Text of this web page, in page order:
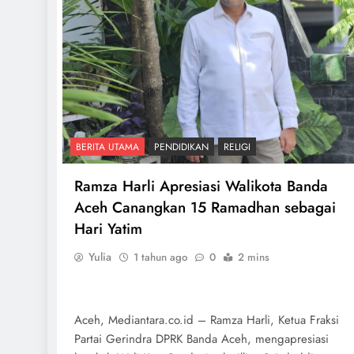
BERITA UTAMA PENDIDIKAN RELIGI
Ramza Harli Apresiasi Walikota Banda
Aceh Canangkan 15 Ramadhan sebagai
Hari Yatim
Yulia 1 tahun ago 0 2 mins
Aceh, Mediantara.co.id – Ramza Harli, Ketua Fraksi
Partai Gerindra DPRK Banda Aceh, mengapresiasi